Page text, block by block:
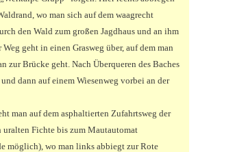
wo man sich auf dem waagrecht
den Wald zum großen Jagdhaus und an ihm
geht in einen Grasweg über, auf dem man
zur Brücke geht. Nach Überqueren des Baches
dann auf einem Wiesenweg vorbei an der
man auf dem asphaltierten Zufahrtsweg der
uralten Fichte bis zum Mautautomat
möglich), wo man links abbiegt zur Rote